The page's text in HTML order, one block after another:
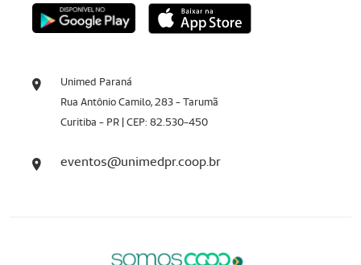
Unimed Paraná
Rua Antônio Camilo, 283 - Tarumã
Curitiba - PR | CEP: 82.530-450
eventos@unimedpr.coop.br